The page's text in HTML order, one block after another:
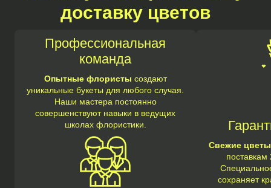
доставку цветов
Профессиональная
команда
Опытные флористы создают
уникальные букеты для любого случая.
Наши мастера постоянно
совершенствуют навыки в ведущих
школах флористики.
Свежие цветы
сохраняет